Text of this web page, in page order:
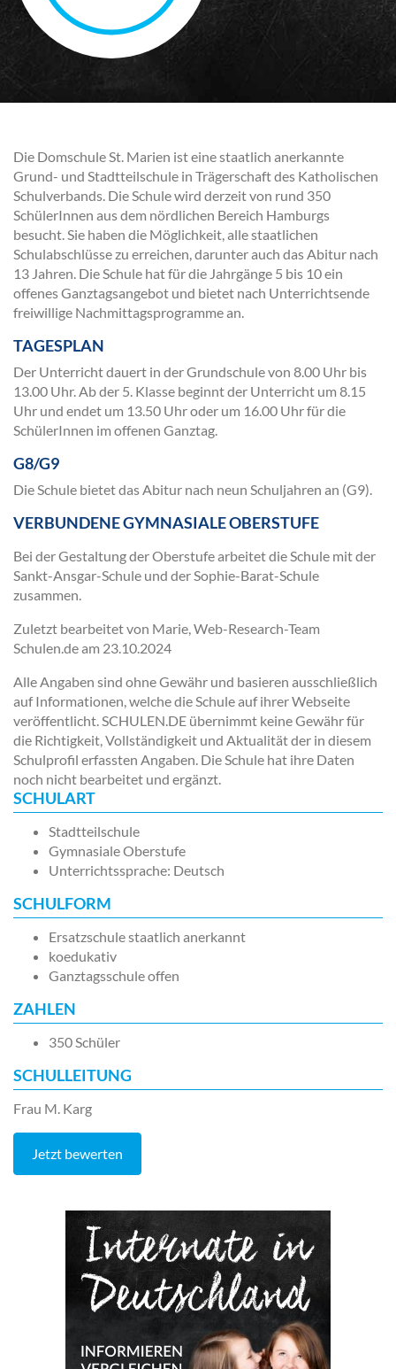
Die Domschule St. Marien ist eine staatlich anerkannte
Grund- und Stadtteilschule in Trägerschaft des Katholischen
Schulverbands. Die Schule wird derzeit von rund 350
SchülerInnen aus dem nördlichen Bereich Hamburgs
besucht. Sie haben die Möglichkeit, alle staatlichen
Schulabschlüsse zu erreichen, darunter auch das Abitur nach
13 Jahren. Die Schule hat für die Jahrgänge 5 bis 10 ein
offenes Ganztagsangebot und bietet nach Unterrichtsende
freiwillige Nachmittagsprogramme an.
TAGESPLAN
Der Unterricht dauert in der Grundschule von 8.00 Uhr bis
13.00 Uhr. Ab der 5. Klasse beginnt der Unterricht um 8.15
Uhr und endet um 13.50 Uhr oder um 16.00 Uhr für die
SchülerInnen im offenen Ganztag.
G8/G9
Die Schule bietet das Abitur nach neun Schuljahren an (G9).
VERBUNDENE GYMNASIALE OBERSTUFE
Bei der Gestaltung der Oberstufe arbeitet die Schule mit der
Sankt-Ansgar-Schule und der Sophie-Barat-Schule
zusammen.
Zuletzt bearbeitet von Marie, Web-Research-Team
Schulen.de am 23.10.2024
Alle Angaben sind ohne Gewähr und basieren ausschließlich
auf Informationen, welche die Schule auf ihrer Webseite
veröffentlicht. SCHULEN.DE übernimmt keine Gewähr für
die Richtigkeit, Vollständigkeit und Aktualität der in diesem
Schulprofil erfassten Angaben. Die Schule hat ihre Daten
noch nicht bearbeitet und ergänzt.
SCHULART
Stadtteilschule
Gymnasiale Oberstufe
Unterrichtssprache: Deutsch
SCHULFORM
Ersatzschule staatlich anerkannt
koedukativ
Ganztagsschule offen
ZAHLEN
350 Schüler
SCHULLEITUNG
Frau M. Karg
Jetzt bewerten